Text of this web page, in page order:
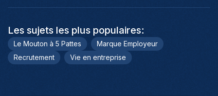
Les sujets les plus populaires:
Le Mouton à 5 Pattes
Marque Employeur
Recrutement
Vie en entreprise